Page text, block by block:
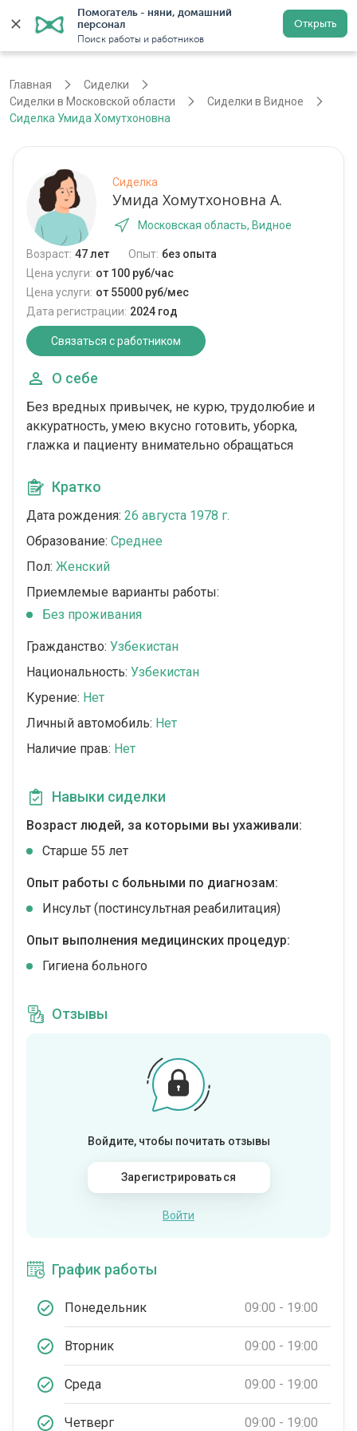
Помогатель - няни, домашний
персонал
Поиск работы и работников
Открыть
Регистрация
Главная
Сиделки
Сиделки в Московской области
Сиделки в Видное
Сиделка Умида Хомутхоновна
Сиделка
Умида Хомутхоновна А.
Московская область, Видное
Возраст: 47 лет Опыт: без опыта
Цена услуги: от 100 руб/час
Цена услуги: от 55000 руб/мес
Дата регистрации: 2024 год
Связаться с работником
О себе
Без вредных привычек, не курю, трудолюбие и
аккуратность, умею вкусно готовить, уборка,
глажка и пациенту внимательно обращаться
Кратко
Дата рождения: 26 августа 1978 г.
Образование: Среднее
Пол: Женский
Приемлемые варианты работы:
Без проживания
Гражданство: Узбекистан
Национальность: Узбекистан
Курение: Нет
Личный автомобиль: Нет
Наличие прав: Нет
Навыки сиделки
Возраст людей, за которыми вы ухаживали:
Cтарше 55 лет
Опыт работы с больными по диагнозам:
Инсульт (постинсультная реабилитация)
Опыт выполнения медицинских процедур:
Гигиена больного
Отзывы
Войдите, чтобы почитать отзывы
Зарегистрироваться
Войти
График работы
Понедельник 09:00 - 19:00
Вторник 09:00 - 19:00
Среда 09:00 - 19:00
Четверг 09:00 - 19:00